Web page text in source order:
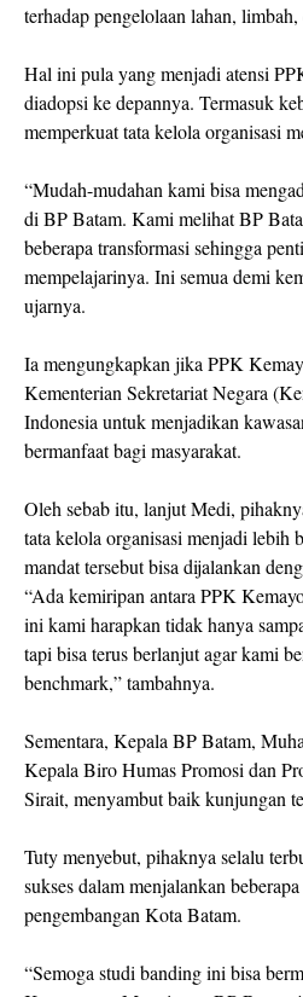
terhadap pengelolaan lahan,
Hal ini pula yang menjadi atensi
diadopsi ke depannya. Termasuk
memperkuat tata kelola organisasi
“Mudah-mudahan kami bisa
di BP Batam. Kami melihat BP
beberapa transformasi sehingga
mempelajarinya. Ini semua demi
ujarnya.
Ia mengungkapkan jika PPK
Kementerian Sekretariat Negara
Indonesia untuk menjadikan
bermanfaat bagi masyarakat.
Oleh sebab itu, lanjut Medi,
tata kelola organisasi menjadi lebih
mandat tersebut bisa dijalankan
“Ada kemiripan antara PPK
ini kami harapkan tidak hanya
tapi bisa terus berlanjut agar kami
benchmark,” tambahnya.
Sementara, Kepala BP Batam,
Kepala Biro Humas Promosi dan
Sirait, menyambut baik kunjungan
Tuty menyebut, pihaknya selalu
sukses dalam menjalankan
pengembangan Kota Batam.
“Semoga studi banding ini bisa